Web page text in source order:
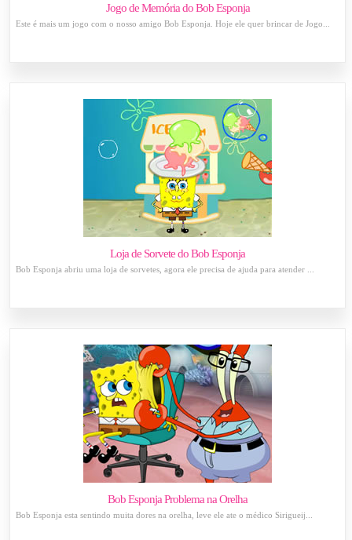
Jogo de Memória do Bob Esponja
Este é mais um jogo com o nosso amigo Bob Esponja. Hoje ele quer brincar de Jogo...
Loja de Sorvete do Bob Esponja
Bob Esponja abriu uma loja de sorvetes, agora ele precisa de ajuda para atender ...
Bob Esponja Problema na Orelha
Bob Esponja esta sentindo muita dores na orelha, leve ele ate o médico Sirigueij...